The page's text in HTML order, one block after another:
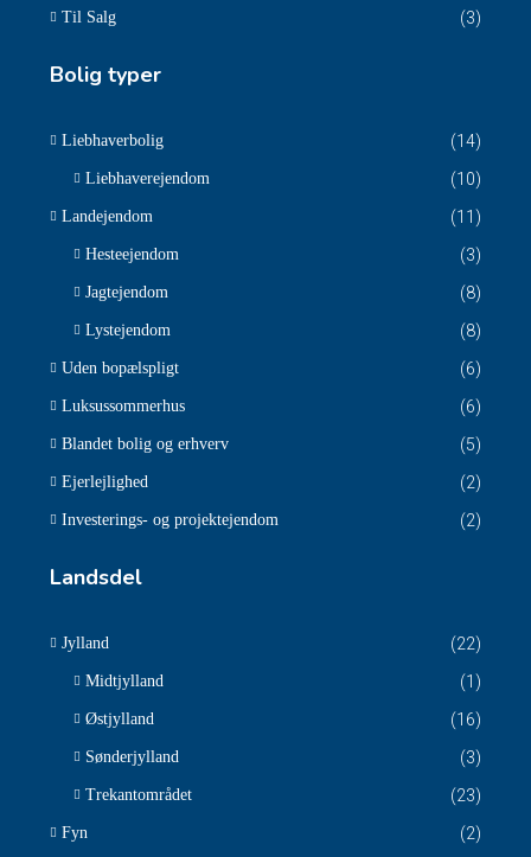
Til Salg (3)
Bolig typer
Liebhaverbolig (14)
Liebhaverejendom (10)
Landejendom (11)
Hesteejendom (3)
Jagtejendom (8)
Lystejendom (8)
Uden bopælspligt (6)
Luksussommerhus (6)
Blandet bolig og erhverv (5)
Ejerlejlighed (2)
Investerings- og projektejendom (2)
Landsdel
Jylland (22)
Midtjylland (1)
Østjylland (16)
Sønderjylland (3)
Trekantområdet (23)
Fyn (2)